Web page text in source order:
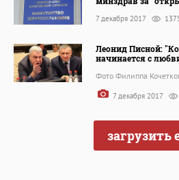
7 декабря 2017
Леонид Писной:
начинается с
Фото Филиппа
7 декабря 2017
загрузить